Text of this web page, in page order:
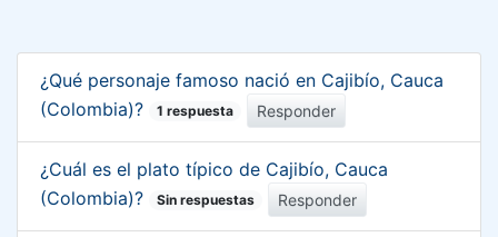
¿Qué personaje famoso nació en Cajibío, Cauca
(Colombia)?
1 respuesta Responder
¿Cuál es el plato típico de Cajibío, Cauca
(Colombia)?
Sin respuestas Responder